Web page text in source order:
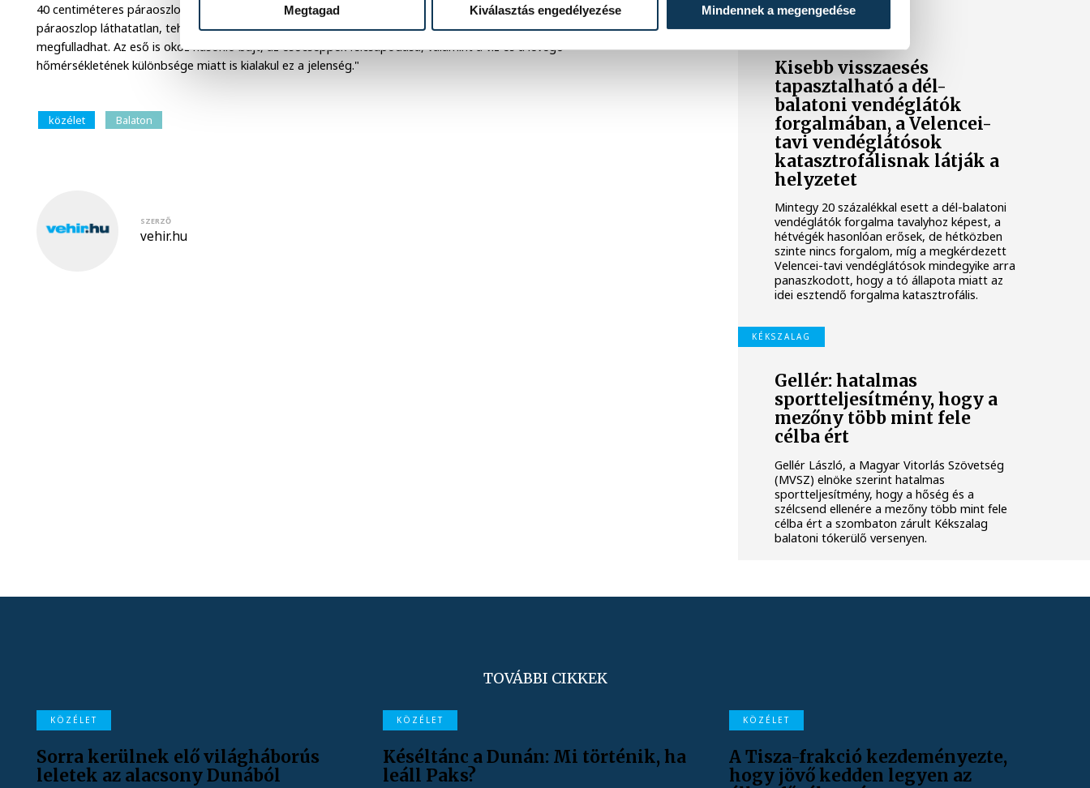
Megtagad Kiválasztás engedélyezése Mindennek a megengedése
40 centiméteres páraoszlop, pont ott, ahol az úszó a levegőt veszi, jobban mondva venné. Ez a
páraoszlop láthatatlan, tehát az úszó vízzel kevert levegőt lélegzik be, aminek következtében
megfulladhat. Az eső is okoz hasonló bajt, az esőcseppek felcsapódása, valamint a víz és a levegő
hőmérsékletének különbsége miatt is kialakul ez a jelenség."
közélet Balaton
SZERZŐ
vehir.hu
Kisebb visszaesés
tapasztalható a dél-
balatoni vendéglátók
forgalmában, a Velencei-
tavi vendéglátósok
katasztrofálisnak látják a
helyzetet
Mintegy 20 százalékkal esett a dél-balatoni
vendéglátók forgalma tavalyhoz képest, a
hétvégék hasonlóan erősek, de hétközben
szinte nincs forgalom, míg a megkérdezett
Velencei-tavi vendéglátósok mindegyike arra
panaszkodott, hogy a tó állapota miatt az
idei esztendő forgalma katasztrofális.
KÉKSZALAG
Gellér: hatalmas
sportteljesítmény, hogy a
mezőny több mint fele
célba ért
Gellér László, a Magyar Vitorlás Szövetség
(MVSZ) elnöke szerint hatalmas
sportteljesítmény, hogy a hőség és a
szélcsend ellenére a mezőny több mint fele
célba ért a szombaton zárult Kékszalag
balatoni tókerülő versenyen.
TOVÁBBI CIKKEK
KÖZÉLET
Sorra kerülnek elő világháborús
leletek az alacsony Dunából
KÖZÉLET
Késéltánc a Dunán: Mi történik, ha
leáll Paks?
KÖZÉLET
A Tisza-frakció kezdeményezte,
hogy jövő kedden legyen az